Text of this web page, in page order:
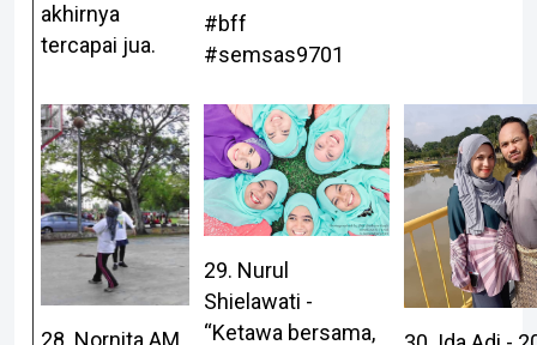
akhirnya
tercapai jua.
#bff
#semsas9701
28. Nornita AM
29. Nurul
Shielawati -
“Ketawa bersama,